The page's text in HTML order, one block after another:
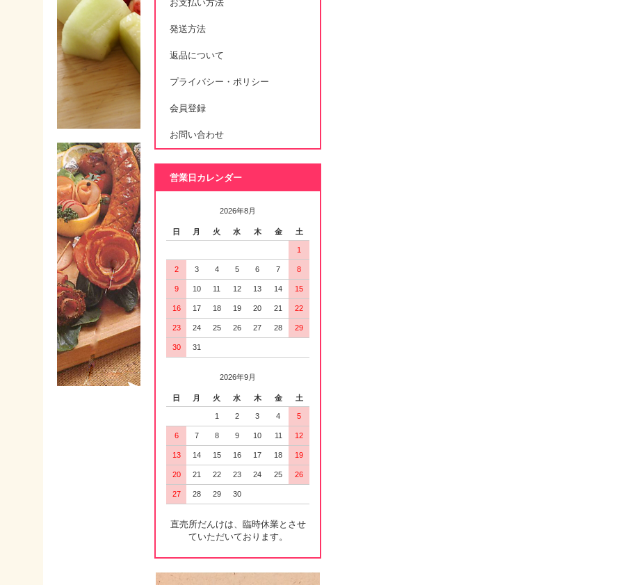
お支払い方法
発送方法
返品について
プライバシー・ポリシー
会員登録
お問い合わせ
営業日カレンダー
2026年8月
日 月 火 水 木 金 土
1
2 3 4 5 6 7 8
9 10 11 12 13 14 15
16 17 18 19 20 21 22
23 24 25 26 27 28 29
30 31
2026年9月
日 月 火 水 木 金 土
1 2 3 4 5
6 7 8 9 10 11 12
13 14 15 16 17 18 19
20 21 22 23 24 25 26
27 28 29 30
直売所だんけは、臨時休業とさせ
ていただいております。